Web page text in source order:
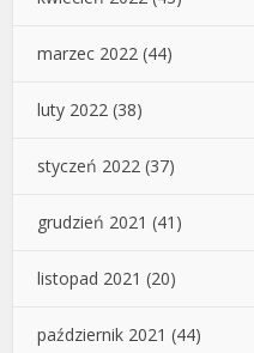
marzec 2022 (44)
luty 2022 (38)
styczeń 2022 (37)
grudzień 2021 (41)
listopad 2021 (20)
październik 2021 (44)